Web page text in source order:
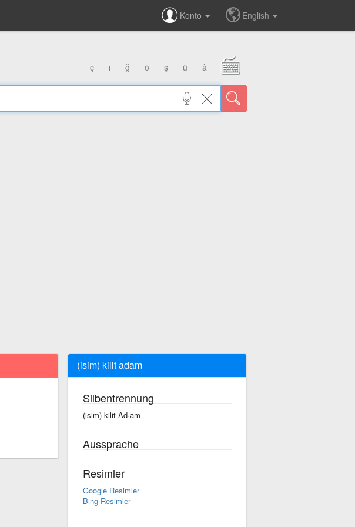
Konto English
ç ı ğ ö ş ü â
(isim) kilit adam
Silbentrennung
(isim) kilit Ad·am
Aussprache
Resimler
Google Resimler
Bing Resimler